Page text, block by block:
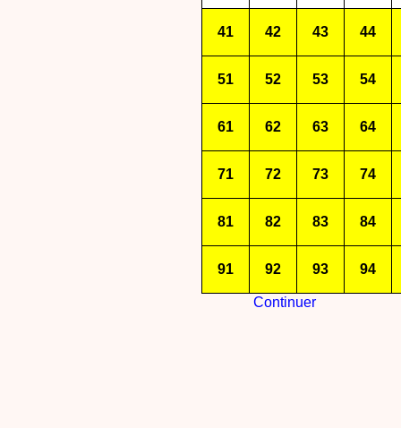
41 42 43 44
51 52 53 54
61 62 63 64
71 72 73 74
81 82 83 84
91 92 93 94
Continuer